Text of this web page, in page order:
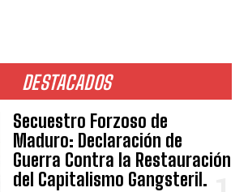
DESTACADOS
Secuestro Forzoso de
Maduro: Declaración de
Guerra Contra la Restauración
del Capitalismo Gangsteril.